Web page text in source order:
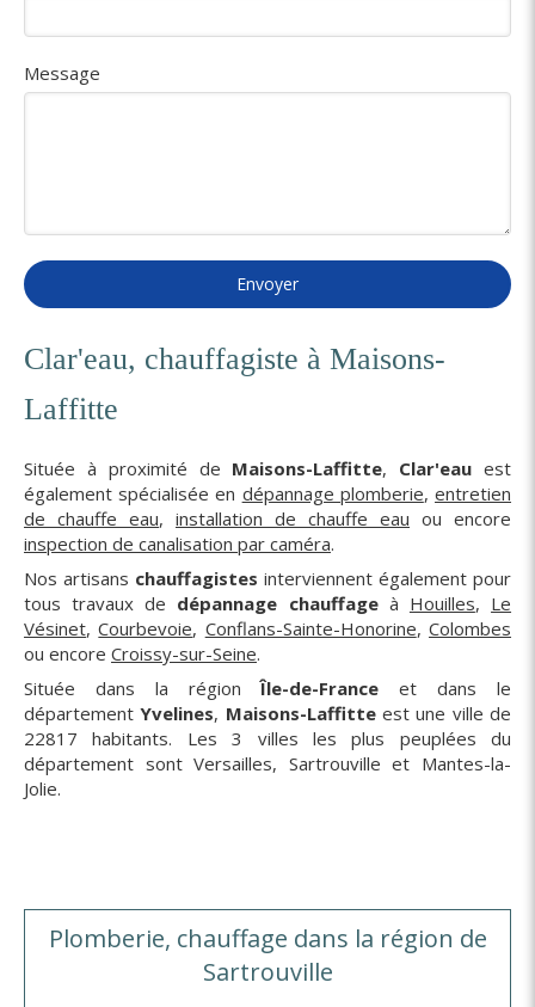
Message
Envoyer
Clar'eau, chauffagiste à Maisons-
Laffitte
Située à proximité de Maisons-Laffitte, Clar'eau est
également spécialisée en dépannage plomberie,entretien
de chauffe eau, installation de chauffe eau ou encore
inspection de canalisation par caméra.
Nos artisans chauffagistes interviennent également pour
tous travaux de dépannage chauffageà Houilles, Le
Vésinet,Courbevoie, Conflans-Sainte-Honorine,Colombes
ou encore Croissy-sur-Seine.
Située dans la régionÎle-de-France et dans le
départementYvelines, Maisons-Laffitteest une ville de
22817 habitants. Les 3 villes les plus peuplées du
département sont Versailles, Sartrouville et Mantes-la-
Jolie.
Plomberie, chauffage dans la région de
Sartrouville